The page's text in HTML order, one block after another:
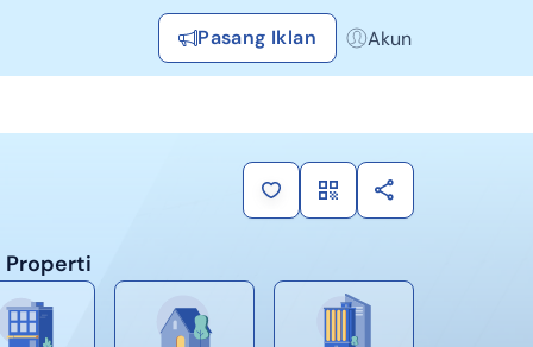
Pasang Iklan Akun
Daftar Properti Favorit, Hasil Pencarian, Hasil Simulasi, Artikel
Terakhir Dilihat
Properti yang dilihat sebelumnya
Properti